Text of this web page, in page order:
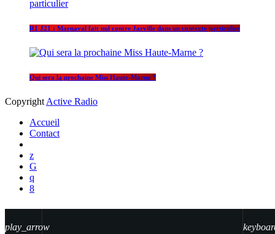
play_arrow
R1 J21 : Marnaval fait nul contre Jarville dans un contexte particulier
Qui sera la prochaine Miss Haute-Marne ?
Copyright Active Radio
Accueil
Contact